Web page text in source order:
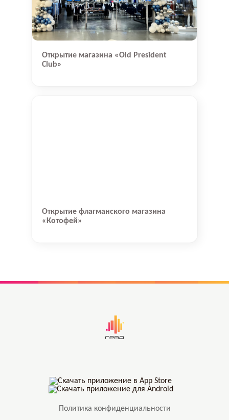
Открытие магазина «Old President
Club»
Открытие флагманского магазина
«Котофей»
Политика конфиденциальности